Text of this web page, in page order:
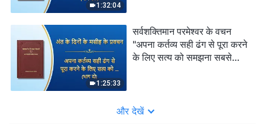
1:32:04
1:25:33
सर्वशक्तिमान परमेश्वर के वचन
"अपना कर्तव्‍य सही ढंग से पूरा करने
के लिए सत्‍य को समझना सबसे
और देखें